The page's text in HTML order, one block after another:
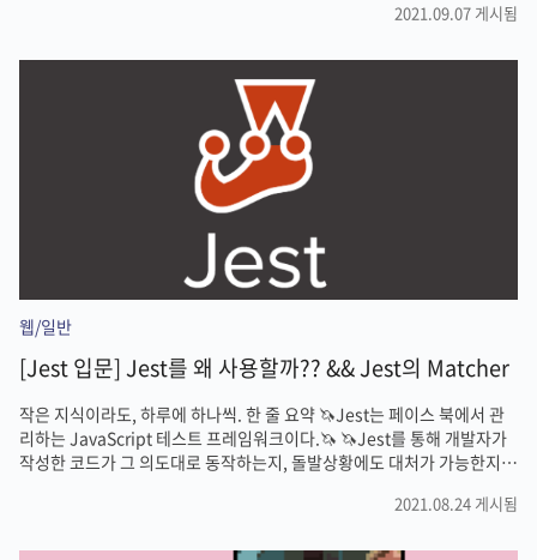
는 부분이 있는지 살펴보자🦄 본문 간혹, 그러나 있으면 매우매우매우 빡
react fast-reload, react hot-reloader not working...등등의 키워드
로 열라게 구글링해도 다른 사람들은 이런 일 없는건지 참 아무런 검색 결
과가 없다. 일단 개발이 급하니까 새로고침하면서 코딩을 하는데...이거
2021.09.07 게시됨
웹/일반
[Jest 입문] Jest를 왜 사용할까?? && Jest의 Matcher
작은 지식이라도, 하루에 하나씩. 한 줄 요약 🦄Jest는 페이스 북에서 관
리하는 JavaScript 테스트 프레임워크이다.🦄 🦄Jest를 통해 개발자가
작성한 코드가 그 의도대로 동작하는지, 돌발상황에도 대처가 가능한지
테스트 프레임워크다. 테스트 프레임워크라고 하니 참 감이 안오는데, 말
2021.08.24 게시됨